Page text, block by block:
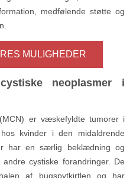
medfølende støtte og
MULIGHEDER
neoplasmer i
er væskefyldte tumorer i
kvinder i den midaldrende
har en særlig beklædning og
cystiske forandringer. De
af bugspytkirtlen og har